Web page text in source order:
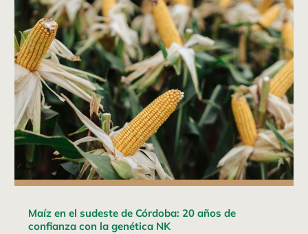
Maíz en el sudeste de Córdoba: 20 años de
confianza con la genética NK